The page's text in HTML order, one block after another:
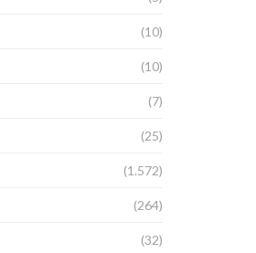
(10)
(10)
(7)
(25)
(1.572)
(264)
(32)